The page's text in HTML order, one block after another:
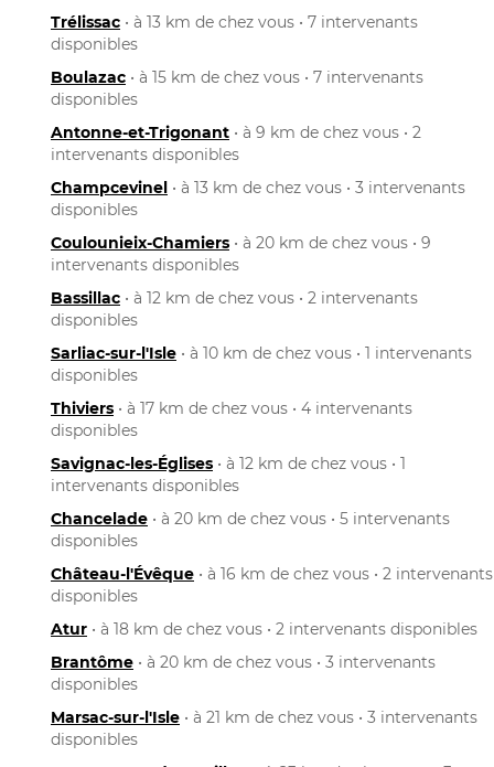
Trélissac • à 13 km de chez vous • 7 intervenants
disponibles
Boulazac • à 15 km de chez vous • 7 intervenants
disponibles
Antonne-et-Trigonant • à 9 km de chez vous • 2
intervenants disponibles
Champcevinel • à 13 km de chez vous • 3 intervenants
disponibles
Coulounieix-Chamiers • à 20 km de chez vous • 9
intervenants disponibles
Bassillac • à 12 km de chez vous • 2 intervenants
disponibles
Sarliac-sur-l'Isle • à 10 km de chez vous • 1 intervenants
disponibles
Thiviers • à 17 km de chez vous • 4 intervenants
disponibles
Savignac-les-Églises • à 12 km de chez vous • 1
intervenants disponibles
Chancelade • à 20 km de chez vous • 5 intervenants
disponibles
Château-l'Évêque • à 16 km de chez vous • 2 intervenants
disponibles
Atur • à 18 km de chez vous • 2 intervenants disponibles
Brantôme • à 20 km de chez vous • 3 intervenants
disponibles
Marsac-sur-l'Isle • à 21 km de chez vous • 3 intervenants
disponibles